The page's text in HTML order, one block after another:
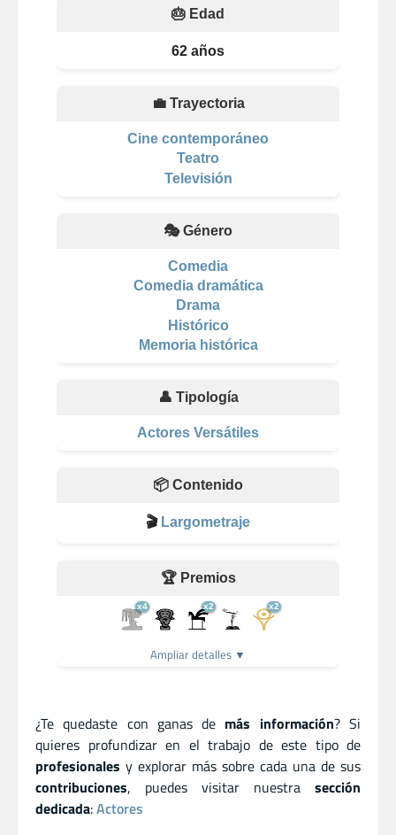
🎂 Edad
62 años
💼 Trayectoria
Cine contemporáneo
Teatro
Televisión
🎭 Género
Comedia
Comedia dramática
Drama
Histórico
Memoria histórica
👤 Tipología
Actores Versátiles
📦 Contenido
🎬 Largometraje
🏆 Premios
x4 x2 x2
Ampliar detalles ▼
¿Te quedaste con ganas de más información? Si
quieres profundizar en el trabajo de este tipo de
profesionales y explorar más sobre cada una de sus
contribuciones, puedes visitar nuestra sección
dedicada:Actores